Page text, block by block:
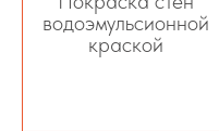
водоэмульсионной
краской